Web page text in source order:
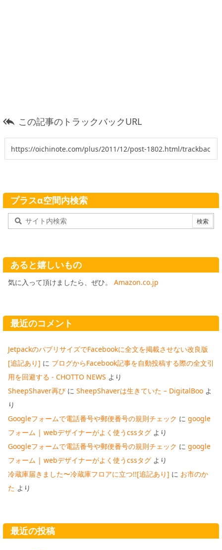
 この記事のトラックバックURL
プラスα空間内検索
あると嬉しいもの
気に入って頂けましたら、ぜひ。 Amazon.co.jp
最近のコメント
JetpackのパブリサイズでFacebookに全文を掲載させない改良版
[追記あり] に ブログからFacebook記事を自動投稿する際の全文引
用を回避する - CHOTTO NEWS より
SheepShaver再び に SheepShaverは生きていた – DigitalBoo よ
り
Googleフォームで電話番号や郵便番号の規則チェック に google
フォーム | webデザイナーがよく使うcssタグ より
Googleフォームで電話番号や郵便番号の規則チェック に google
フォーム | webデザイナーがよく使うcssタグ より
冷蔵庫届きました〜冷蔵庫フロアに立つ!![追記あり] に お市のか
た より
最近の投稿